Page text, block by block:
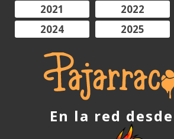
2021
2022
2024
2025
En la red